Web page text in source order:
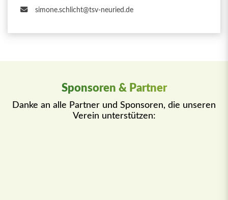
simone.schlicht@tsv-neuried.de
Sponsoren & Partner
Danke an alle Partner und Sponsoren, die unseren
Verein unterstützen: